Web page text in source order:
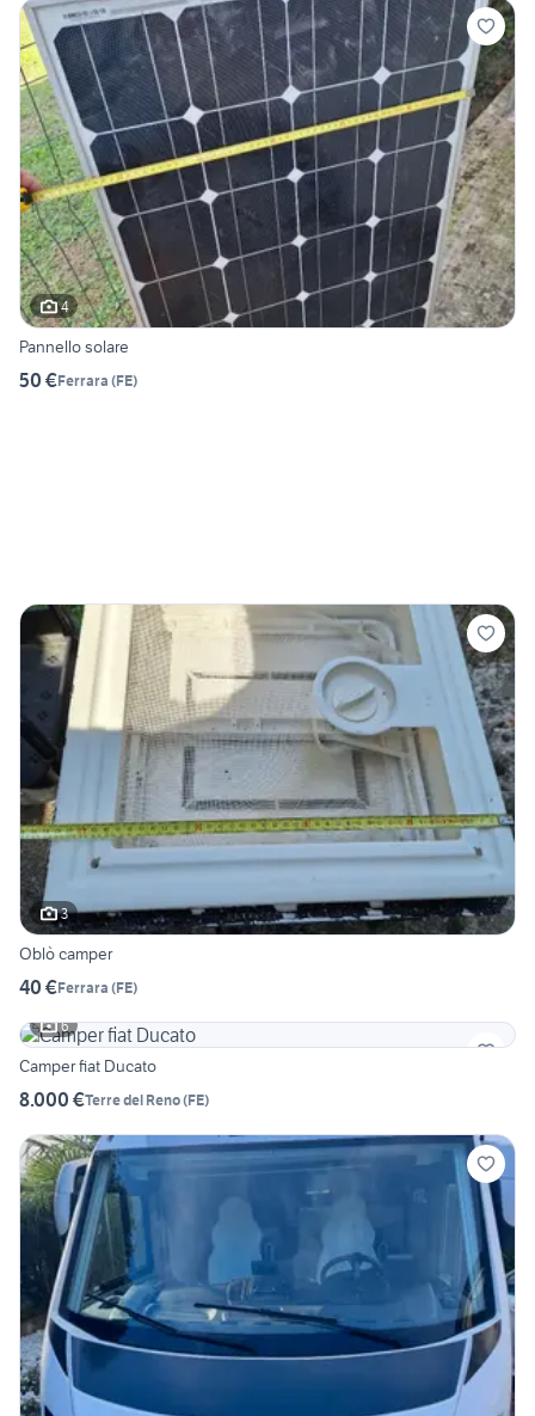
4
Pannello solare
50 €Ferrara (FE)
3
Oblò camper
40 €Ferrara (FE)
6
Camper fiat Ducato
8.000 €Terre del Reno(FE)